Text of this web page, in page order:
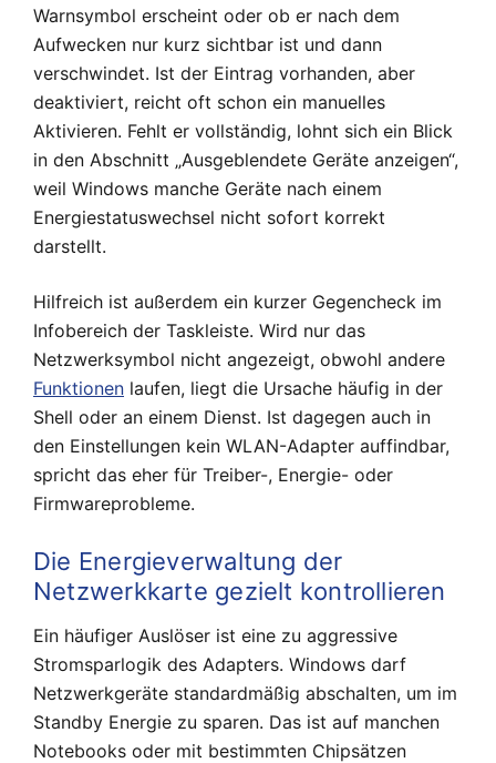
Warnsymbol erscheint oder ob er nach dem
Aufwecken nur kurz sichtbar ist und dann
verschwindet. Ist der Eintrag vorhanden, aber
deaktiviert, reicht oft schon ein manuelles
Aktivieren. Fehlt er vollständig, lohnt sich ein Blick
in den Abschnitt „Ausgeblendete Geräte anzeigen“,
weil Windows manche Geräte nach einem
Energiestatuswechsel nicht sofort korrekt
darstellt.
Hilfreich ist außerdem ein kurzer Gegencheck im
Infobereich der Taskleiste. Wird nur das
Netzwerksymbol nicht angezeigt, obwohl andere
Funktionen laufen, liegt die Ursache häufig in der
Shell oder an einem Dienst. Ist dagegen auch in
den Einstellungen kein WLAN-Adapter auffindbar,
spricht das eher für Treiber-, Energie- oder
Firmwareprobleme.
Die Energieverwaltung der
Netzwerkkarte gezielt kontrollieren
Ein häufiger Auslöser ist eine zu aggressive
Stromsparlogik des Adapters. Windows darf
Netzwerkgeräte standardmäßig abschalten, um im
Standby Energie zu sparen. Das ist auf manchen
Notebooks oder mit bestimmten Chipsätzen